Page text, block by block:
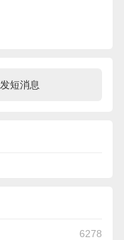
发短消息
6278